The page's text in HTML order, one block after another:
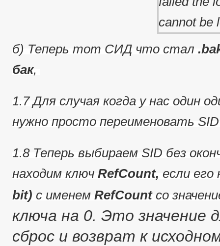
б) Теперь тот СИД что стал
бак,
1.7 Для случая когда у нас один
нужно просто переименовать
1.8 Теперь выбираем SID без
находим ключ RefCount, если
bit) с именем RefCountсо
ключа на 0. Это значение
сброс и возврат к